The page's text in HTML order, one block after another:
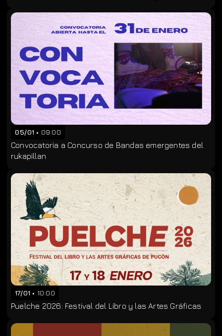
05/01 09:00
Convocatoria a Concurso de Bandas emergentes del
rukapillan
17/01 10:00
Puelche 2026: Festival del Libro y las Artes Gráficas